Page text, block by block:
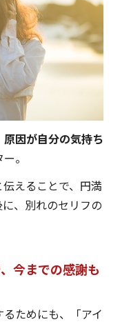
原因が自分の気持ち
。
えることで、円満
、別れのセリフの
今までの感謝も
ためにも、「アイ